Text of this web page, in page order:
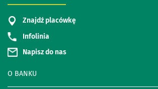
Znajdź placówkę
Infolinia
Napisz do nas
O BANKU